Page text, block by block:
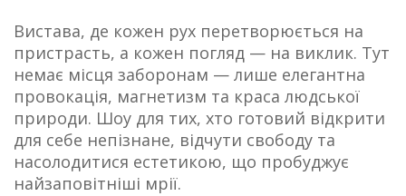
Вистава, де кожен рух перетворюється на
пристрасть, а кожен погляд — на виклик. Тут
немає місця заборонам — лише елегантна
провокація, магнетизм та краса людської
природи. Шоу для тих, хто готовий відкрити
для себе непізнане, відчути свободу та
насолодитися естетикою, що пробуджує
найзаповітніші мрії.